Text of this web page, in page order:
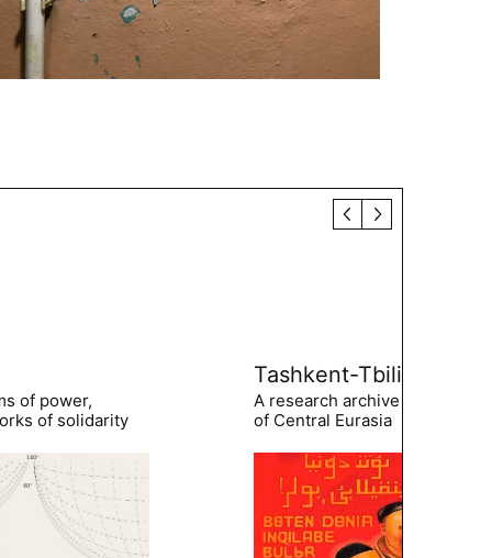
of power,
of solidarity
Tashkent-Tbilisi
A research archive of the
of Central Eurasia